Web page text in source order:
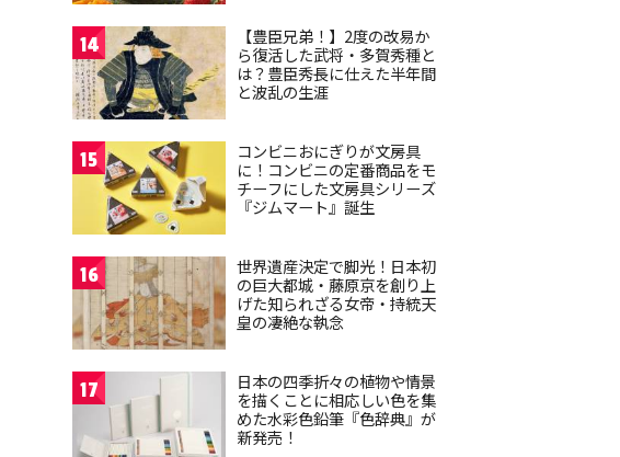
14
【豊臣兄弟！】2度の改易か
ら復活した武将・多賀秀種と
は？豊臣秀長に仕えた半年間
と波乱の生涯
15
コンビニおにぎりが文房具
に！コンビニの定番商品をモ
チーフにした文房具シリーズ
『ジムマート』誕生
16
世界遺産決定で脚光！日本初
の巨大都城・藤原京を創り上
げた知られざる女帝・持統天
皇の凄絶な執念
17
日本の四季折々の植物や情景
を描くことに相応しい色を集
めた水彩色鉛筆『色辞典』が
新発売！